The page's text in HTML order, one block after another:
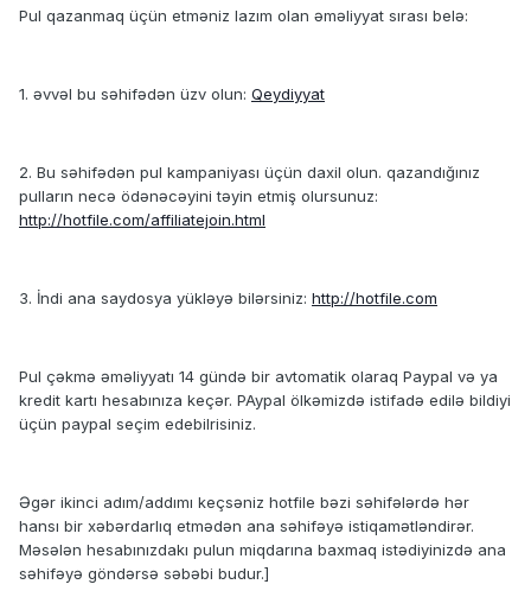
Pul qazanmaq üçün etməniz lazım olan əməliyyat sırası belə:
1. əvvəl bu səhifədən üzv olun: Qeydiyyat
2. Bu səhifədən pul kampaniyası üçün daxil olun. qazandığınız
pulların necə ödənəcəyini təyin etmiş olursunuz:
http://hotfile.com/affiliatejoin.html
3. İndi ana saydosya yükləyə bilərsiniz: http://hotfile.com
Pul çəkmə əməliyyatı 14 gündə bir avtomatik olaraq Paypal və ya
kredit kartı hesabınıza keçər. PAypal ölkəmizdə istifadə edilə bildiyi
üçün paypal seçim edebilrisiniz.
Əgər ikinci adım/addımı keçsəniz hotfile bəzi səhifələrdə hər
hansı bir xəbərdarlıq etmədən ana səhifəyə istiqamətləndirər.
Məsələn hesabınızdakı pulun miqdarına baxmaq istədiyinizdə ana
səhifəyə göndərsə səbəbi budur.]